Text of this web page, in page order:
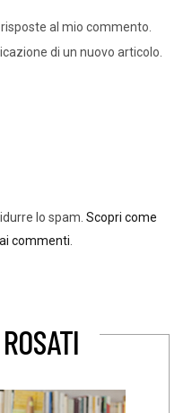
al mio commento.
di un nuovo articolo.
lo spam. Scopri come
commenti.